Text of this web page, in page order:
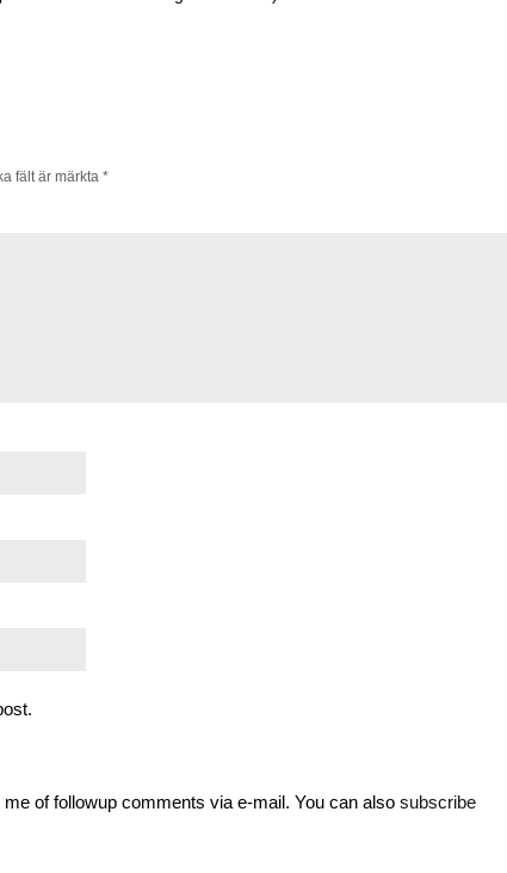
fält är märkta *
me of followup comments via e-mail. You can also subscribe